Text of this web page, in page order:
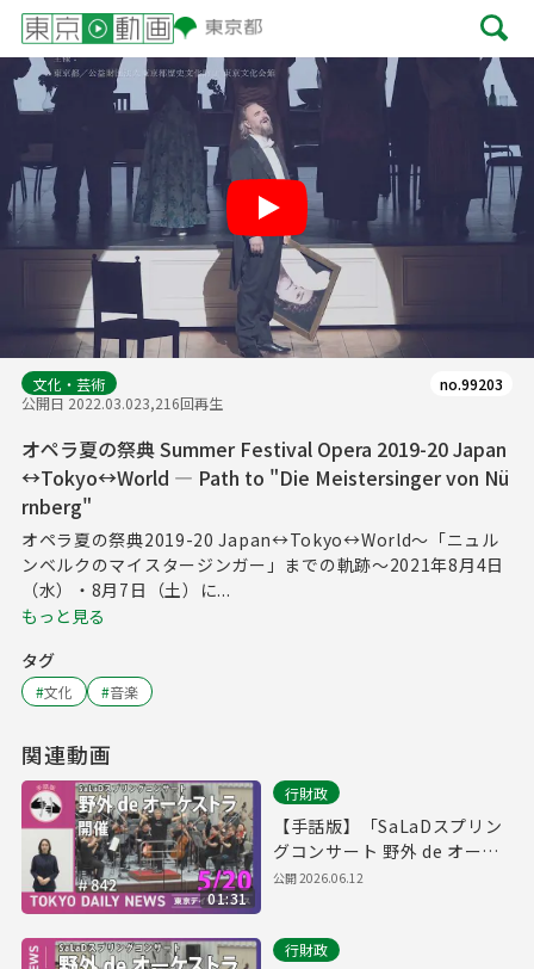
Play
文化・芸術
公開日 2022.03.023,216回再生
no.99203
オペラ夏の祭典 Summer Festival Opera 2019-20 Japan
↔Tokyo↔World ― Path to "Die Meistersinger von Nü
rnberg"
オペラ夏の祭典2019-20 Japan↔Tokyo↔World～「ニュル
ンベルクのマイスタージンガー」までの軌跡～2021年8月4日
（水）・8月7日（土）に...
もっと見る
タグ
#文化 #音楽
関連動画
01:31
行財政
【手話版】「SaLaDスプリン
グコンサート 野外 de オーケ
ストラ」開催（令和8年5月20
公開2026.06.12
行財政